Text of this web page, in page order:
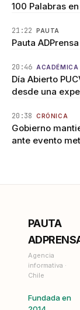
100 Palabras
21:22 PAUTA
Pauta
20:46 ACADÉMICA
Día Abierto
desde una
20:38 CRÓNICA
Gobierno
ante evento
PAUTA
Agencia
informativa ·
Chile
Fundada en